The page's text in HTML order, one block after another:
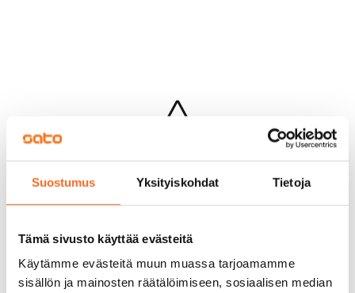
Suostumus Yksityiskohdat Tietoja
Tämä sivusto käyttää evästeitä
Käytämme evästeitä muun muassa tarjoamamme
sisällön ja mainosten räätälöimiseen, sosiaalisen median
Hups...
Jotakin meni pieleen sivun lataamisessa